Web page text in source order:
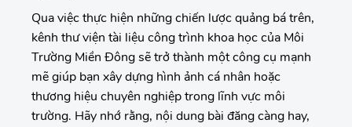
Qua việc thực hiện những chiến lược quảng bá trên,
kênh thư viện tài liệu công trình khoa học của Môi
Trường Miền Đông sẽ trở thành một công cụ mạnh
mẽ giúp bạn xây dựng hình ảnh cá nhân hoặc
thương hiệu chuyên nghiệp trong lĩnh vực môi
trường. Hãy nhớ rằng, nội dung bài đăng càng hay,